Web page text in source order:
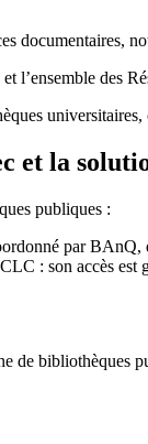
documentaires,
et l’ensemble des Ré
et la
publiques :
par BAnQ,
: son accès
de bibliothèques